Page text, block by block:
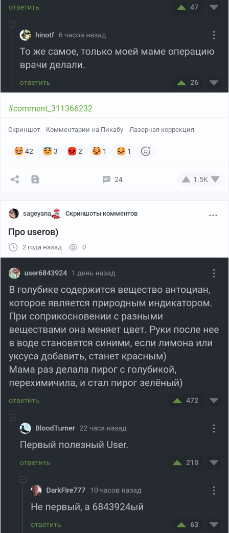
годы)
#comment_311366232
Скриншот Комментарии на Пикабу Лазерная коррекция
42 3 2 1 1
24 1.5K
sageyana Скриншоты комментов
Про userов)
2 года назад 0